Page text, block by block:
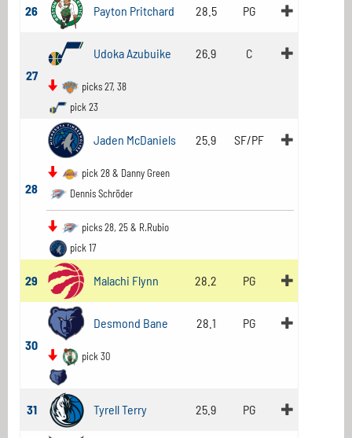
26 Payton Pritchard 28.5 PG
27
Udoka Azubuike 26.9 C
picks 27, 38
pick 23
28
Jaden McDaniels 25.9 SF/PF
pick 28 & Danny Green
Dennis Schröder
picks 28, 25 & R.Rubio
pick 17
29 Malachi Flynn 28.2 PG
30
Desmond Bane 28.1 PG
pick 30
31 Tyrell Terry 25.9 PG